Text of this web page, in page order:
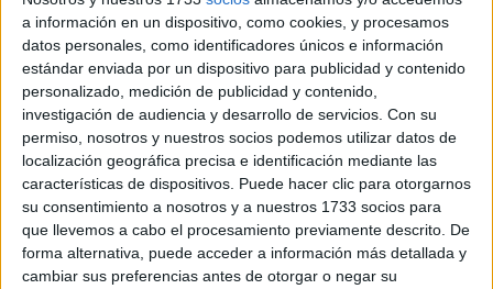
a información en un dispositivo, como cookies, y procesamos
datos personales, como identificadores únicos e información
estándar enviada por un dispositivo para publicidad y contenido
personalizado, medición de publicidad y contenido,
investigación de audiencia y desarrollo de servicios. Con su
permiso, nosotros y nuestros socios podemos utilizar datos de
localización geográfica precisa e identificación mediante las
características de dispositivos. Puede hacer clic para otorgarnos
su consentimiento a nosotros y a nuestros 1733 socios para
que llevemos a cabo el procesamiento previamente descrito. De
forma alternativa, puede acceder a información más detallada y
cambiar sus preferencias antes de otorgar o negar su
debido a las inclemencias meteorológicas .
Asimismo, la Ciudad ha informado que, en su lugar, se
llevará a cabo un concurso de disfraces en el Teatro
Auditorio del Revellín a partir de las 18.00 horas.
El mal tiempo reinante en los últimos días no ha dado un
respiro a los aficionados del mundo del carnaval, que ven
como este año no podrán vestir sus mejores disfraces para
lucirlos por las calles de Ceuta.